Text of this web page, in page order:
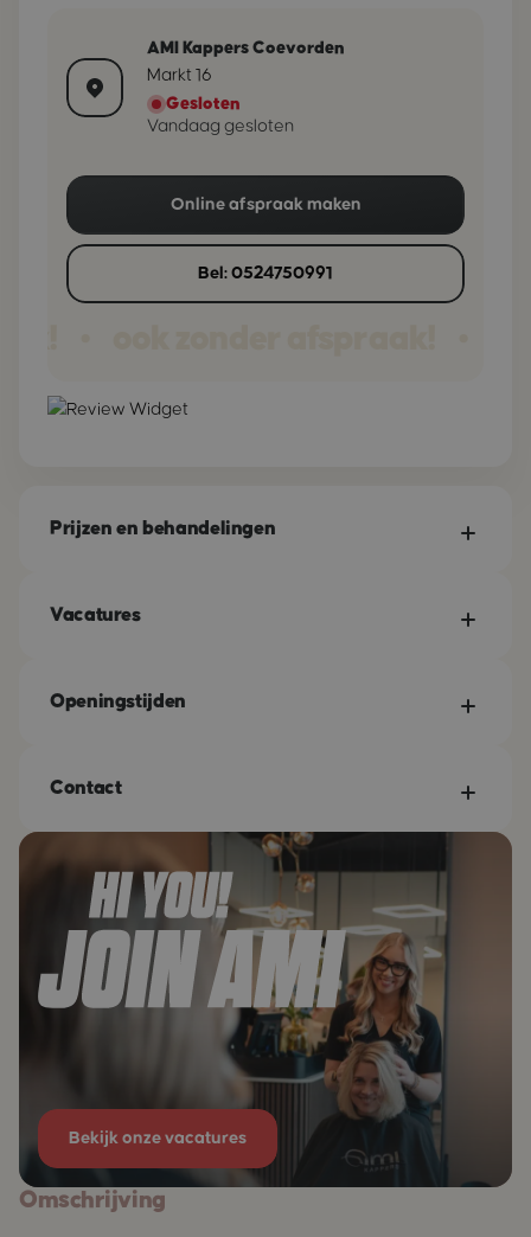
Omschrijving
AMI Kappers Coevorden
Markt 16
Gesloten
Vandaag gesloten
Online afspraak maken
Bel: 0524750991
Prijzen en behandelingen
Vacatures
Openingstijden
Contact
Bekijk onze vacatures